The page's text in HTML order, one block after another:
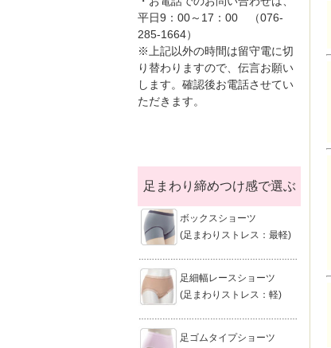
平日9：00～17：00 （076-
285-1664）
※上記以外の時間は留守電に切
り替わりますので、伝言お願い
します。確認後お電話させてい
ただきます。
足まわり締めつけ感で選ぶ
ボックスショーツ
(足まわりストレス：最軽)
足細幅レースショーツ
(足まわりストレス：軽)
足ゴムタイプショーツ